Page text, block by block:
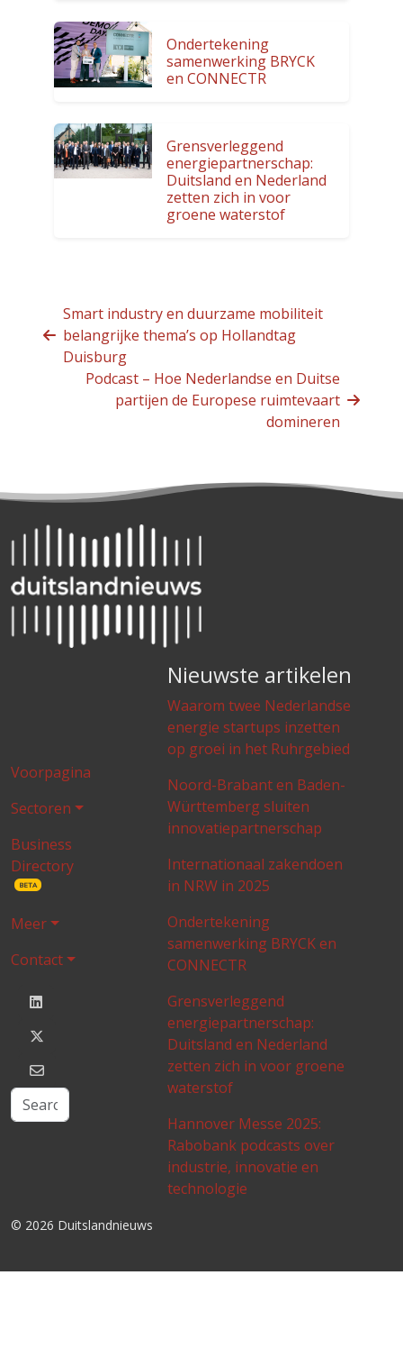
Ondertekening
samenwerking BRYCK
en CONNECTR
Grensverleggend
energiepartnerschap:
Duitsland en Nederland
zetten zich in voor
groene waterstof
Smart industry en duurzame mobiliteit
belangrijke thema’s op Hollandtag
Duisburg
Podcast – Hoe Nederlandse en Duitse
partijen de Europese ruimtevaart
domineren
Voorpagina
Sectoren
Business
Directory
BETA
Meer
Contact
Nieuwste artikelen
Waarom twee Nederlandse
energie startups inzetten
op groei in het Ruhrgebied
Noord-Brabant en Baden-
Württemberg sluiten
innovatiepartnerschap
Internationaal zakendoen
in NRW in 2025
Ondertekening
samenwerking BRYCK en
CONNECTR
Grensverleggend
energiepartnerschap:
Duitsland en Nederland
zetten zich in voor groene
waterstof
Hannover Messe 2025:
Rabobank podcasts over
industrie, innovatie en
technologie
© 2026 Duitslandnieuws